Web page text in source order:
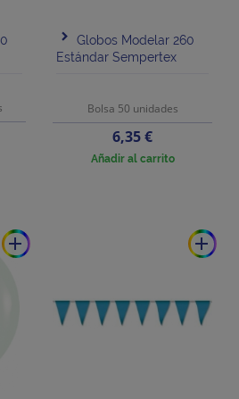
Globos Modelar 260
Estándar Sempertex
Bolsa 50 unidades
Precio
6,35 €
Añadir al carrito
add add